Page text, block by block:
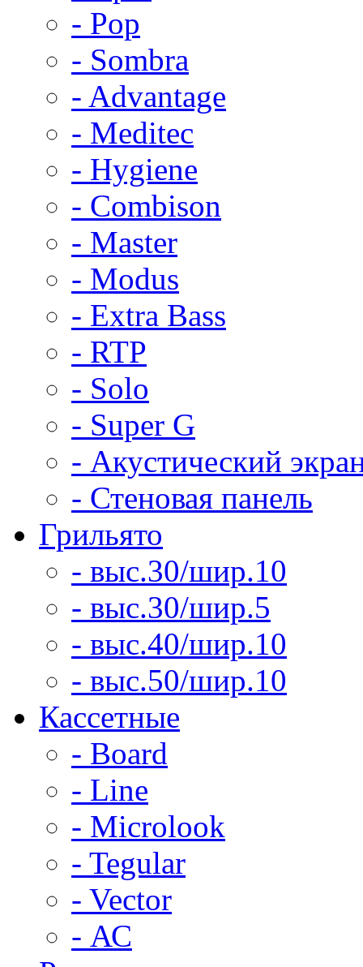
- Pop
- Sombra
- Advantage
- Meditec
- Hygiene
- Combison
- Master
- Modus
- Extra Bass
- RTP
- Solo
- Super G
- Акустический
- Стеновая панель
Грильято
- выс.30/шир.10
- выс.30/шир.5
- выс.40/шир.10
- выс.50/шир.10
Кассетные
- Board
- Line
- Microlook
- Tegular
- Vector
- АС